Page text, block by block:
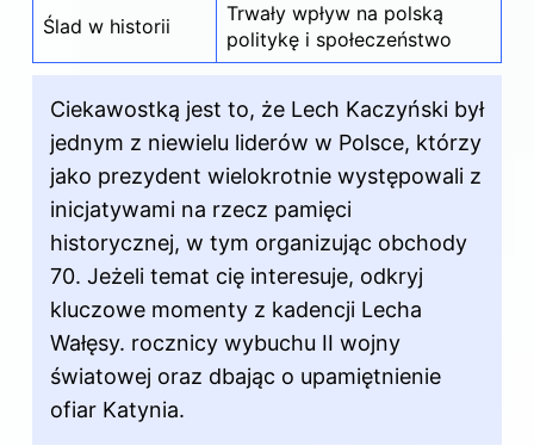
Ślad w historii
Trwały wpływ na polską
politykę i społeczeństwo
Ciekawostką jest to, że Lech Kaczyński był
jednym z niewielu liderów w Polsce, którzy
jako prezydent wielokrotnie występowali z
inicjatywami na rzecz pamięci
historycznej, w tym organizując obchody
70. Jeżeli temat cię interesuje, odkryj
kluczowe momenty z kadencji Lecha
Wałęsy. rocznicy wybuchu II wojny
światowej oraz dbając o upamiętnienie
ofiar Katynia.